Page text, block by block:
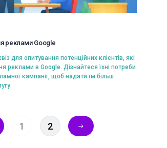
реклами Google
для опитування потенційних клієнтів, які
реклами в Google. Дізнайтеся їхні потреби
кампанії, щоб надати їм більш
1 2